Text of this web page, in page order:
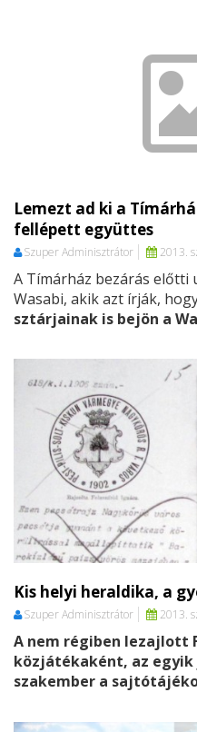
Lemezt ad ki a
fellépett együttes
Szuper Adminisztrátor 2013.
A Tímárház bezárás
Wasabi, akik azt írják,
sztárjainak is bejön a
Kis helyi heraldika, a
Szuper Adminisztrátor 2013.
A nem régiben lezajlott
közjátékaként, az
szakember a